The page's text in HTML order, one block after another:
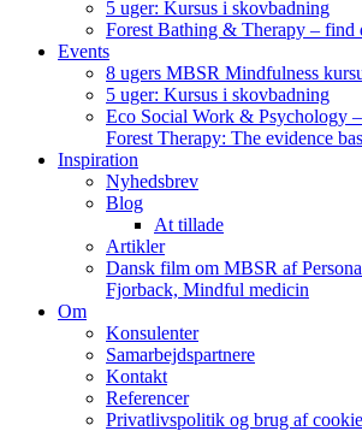
5 uger: Kursus i skovbadning
Forest Bathing & Therapy – find
Events
8 ugers MBSR Mindfulness
5 uger: Kursus i skovbadning
Eco Social Work & Psychology
Forest Therapy: The evidence
Inspiration
Nyhedsbrev
Blog
At tillade
Artikler
Dansk film om MBSR af
Fjorback, Mindful medicin
Om
Konsulenter
Samarbejdspartnere
Kontakt
Referencer
Privatlivspolitik og brug af